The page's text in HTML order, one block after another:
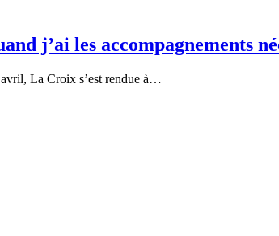
j’ai les accompagnements
La Croix s’est rendue à…